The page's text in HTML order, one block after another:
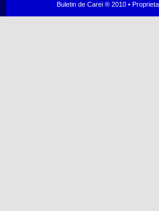
Buletin de Carei ® 2010 •